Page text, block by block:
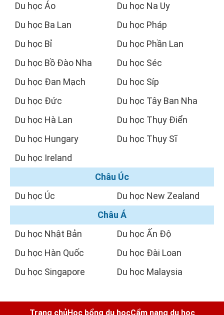
Du học Áo
Du học Ba Lan
Du học Bỉ
Du học Bồ Đào Nha
Du học Đan Mạch
Du học Đức
Du học Hà Lan
Du học Hungary
Du học Ireland
Du học Na Uy
Du học Pháp
Du học Phần Lan
Du học Séc
Du học Síp
Du học Tây Ban Nha
Du học Thụy Điển
Du học Thụy Sĩ
Châu Úc
Du học Úc
Du học New Zealand
Châu Á
Du học Nhật Bản
Du học Hàn Quốc
Du học Singapore
Du học Ấn Độ
Du học Đài Loan
Du học Malaysia
Trang chủHọc bổng du họcCẩm nang du học